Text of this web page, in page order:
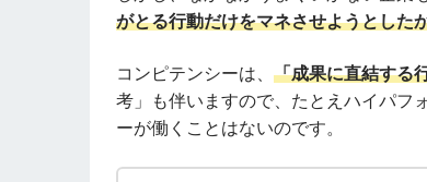
がとる行動だけをマネさせようとした
コンピテンシーは、 「成果に直結する
考」も伴いますので、たとえハイパフ
ーが働くことはないのです。